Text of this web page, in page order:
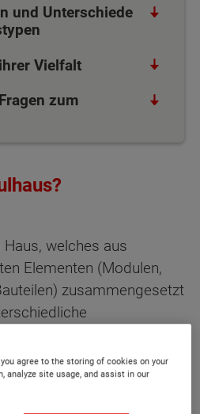
und Unterschiede
Vielfalt
zum
welches aus
Elementen (Modulen,
zusammengesetzt
"Minihaus", welche
beschreiben. Ein
agree to the storing of cookies on your
analyze site usage, and assist in our